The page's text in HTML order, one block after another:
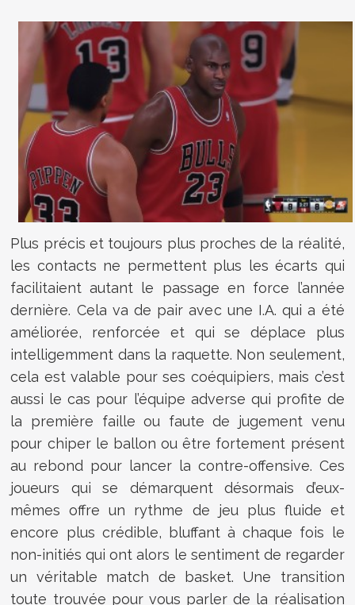
Plus précis et toujours plus proches de la réalité,
les contacts ne permettent plus les écarts qui
facilitaient autant le passage en force l’année
dernière. Cela va de pair avec une I.A. qui a été
améliorée, renforcée et qui se déplace plus
intelligemment dans la raquette. Non seulement,
cela est valable pour ses coéquipiers, mais c’est
aussi le cas pour l’équipe adverse qui profite de
la première faille ou faute de jugement venu
pour chiper le ballon ou être fortement présent
au rebond pour lancer la contre-offensive. Ces
joueurs qui se démarquent désormais d’eux-
mêmes offre un rythme de jeu plus fluide et
encore plus crédible, bluffant à chaque fois le
non-initiés qui ont alors le sentiment de regarder
un véritable match de basket. Une transition
toute trouvée pour vous parler de la réalisation